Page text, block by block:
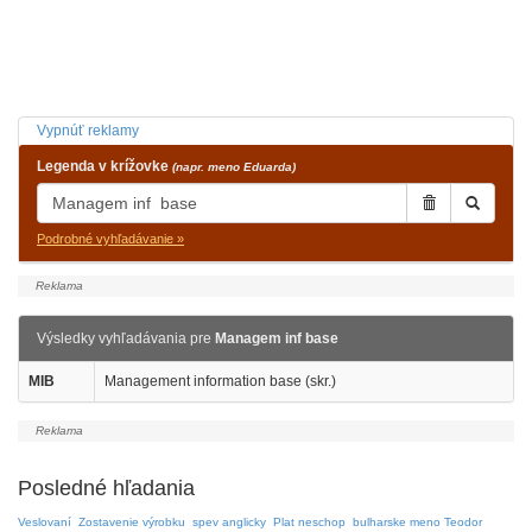
Vypnúť reklamy
Legenda v krížovke (napr. meno Eduarda)
Podrobné vyhľadávanie »
Výsledky vyhľadávania pre Managem inf base
MIB Management information base (skr.)
Posledné hľadania
Veslovaní Zostavenie výrobku spev anglicky Plat neschop bulharske meno Teodor